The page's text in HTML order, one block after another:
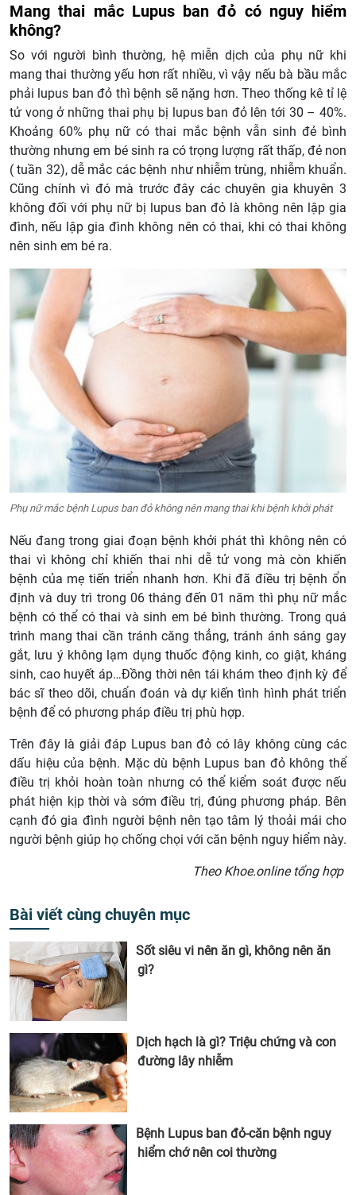
Mang thai mắc Lupus ban đỏ có nguy hiểm
không?
So với người bình thường, hệ miễn dịch của phụ nữ khi
mang thai thường yếu hơn rất nhiều, vì vậy nếu bà bầu mắc
phải lupus ban đỏ thì bệnh sẽ nặng hơn. Theo thống kê tỉ lệ
tử vong ở những thai phụ bị lupus ban đỏ lên tới 30 – 40%.
Khoảng 60% phụ nữ có thai mắc bệnh vẫn sinh đẻ bình
thường nhưng em bé sinh ra có trọng lượng rất thấp, đẻ non
( tuần 32), dễ mắc các bệnh như nhiễm trùng, nhiễm khuẩn.
Cũng chính vì đó mà trước đây các chuyên gia khuyên 3
không đối với phụ nữ bị lupus ban đỏ là không nên lập gia
đình, nếu lập gia đình không nên có thai, khi có thai không
nên sinh em bé ra.
Phụ nữ mắc bệnh Lupus ban đỏ không nên mang thai khi bệnh khởi phát
Nếu đang trong giai đoạn bệnh khởi phát thì không nên có
thai vì không chỉ khiến thai nhi dễ tử vong mà còn khiến
bệnh của mẹ tiến triển nhanh hơn. Khi đã điều trị bệnh ổn
định và duy trì trong 06 tháng đến 01 năm thì phụ nữ mắc
bệnh có thể có thai và sinh em bé bình thường. Trong quá
trình mang thai cần tránh căng thẳng, tránh ánh sáng gay
gắt, lưu ý không lạm dụng thuốc động kinh, co giật, kháng
sinh, cao huyết áp…Đồng thời nên tái khám theo định kỳ để
bác sĩ theo dõi, chuẩn đoán và dự kiến tình hình phát triển
bệnh để có phương pháp điều trị phù hợp.
Trên đây là giải đáp Lupus ban đỏ có lây không cùng các
dấu hiệu của bệnh. Mặc dù bệnh Lupus ban đỏ không thể
điều trị khỏi hoàn toàn nhưng có thể kiểm soát được nếu
phát hiện kịp thời và sớm điều trị, đúng phương pháp. Bên
cạnh đó gia đình người bệnh nên tạo tâm lý thoải mái cho
người bệnh giúp họ chống chọi với căn bệnh nguy hiểm này.
Theo Khoe.online tổng hợp
Bài viết cùng chuyên mục
Sốt siêu vi nên ăn gì, không nên ăn
gì?
Dịch hạch là gì? Triệu chứng và con
đường lây nhiễm
Bệnh Lupus ban đỏ-căn bệnh nguy
hiểm chớ nên coi thường